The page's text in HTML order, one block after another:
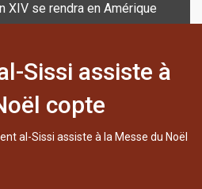
XIV se rendra en Amérique latine à
Sissi assiste à
copte
al-Sissi assiste à la Messe du Noël